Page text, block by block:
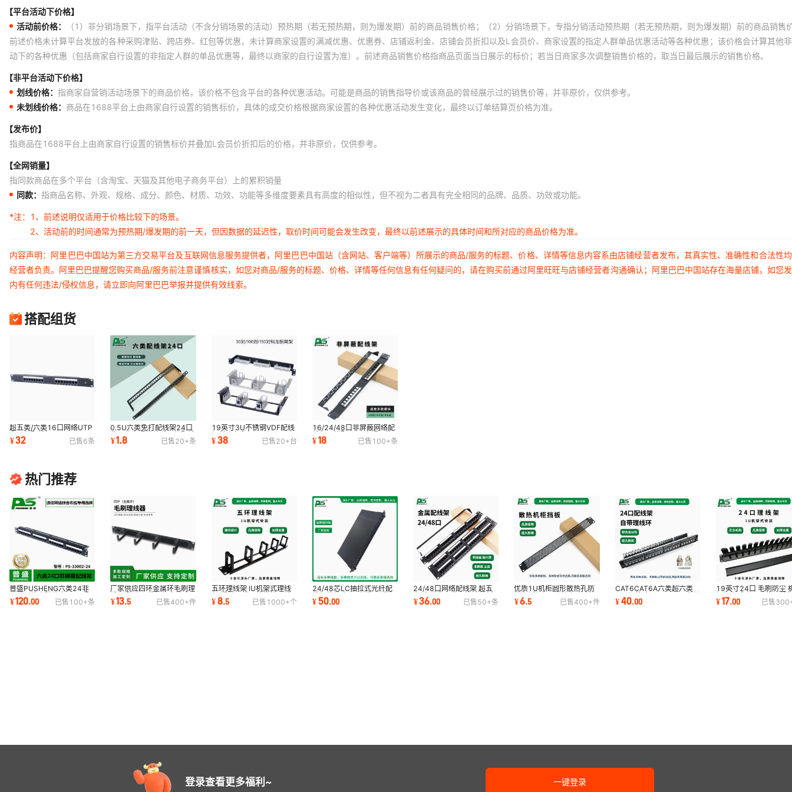
【平台活动下价格】
活动前价格：
（1）非分销场景下，指平台活动（不含分销场景的活动）预热期（若无预热期，则为爆发期）前的商品销售价格；（2）分销场景下，专指分销活动预热期（若无预热期，则为爆发期）前的商品销售
前述价格未计算平台发放的各种采购津贴、跨店券、红包等优惠，未计算商家设置的满减优惠、优惠券、店铺返利金、店铺会员折扣以及L会员价、商家设置的指定人群单品优惠活动等各种优惠；该价格会计算其他
动下的各种优惠（包括商家自行设置的非指定人群的单品优惠等，最终以商家的自行设置为准）。前述商品销售价格指商品页面当日展示的标价；若当日商家多次调整销售价格的，取当日最后展示的销售价格。
【非平台活动下价格】
划线价格： 指商家自营销活动场景下的商品价格，该价格不包含平台的各种优惠活动。可能是商品的销售指导价或该商品的曾经展示过的销售价等，并非原价，仅供参考。
未划线价格： 商品在1688平台上由商家自行设置的销售标价，具体的成交价格根据商家设置的各种优惠活动发生变化，最终以订单结算页价格为准。
【发布价】
指商品在1688平台上由商家自行设置的销售标价并叠加L会员价折扣后的价格，并非原价，仅供参考。
【全网销量】
指同款商品在多个平台（含淘宝、天猫及其他电子商务平台）上的累积销量
同款： 指商品名称、外观、规格、成分、颜色、材质、功效、功能等多维度要素具有高度的相似性，但不视为二者具有完全相同的品牌、品质、功效或功能。
*注：
1、前述说明仅适用于价格比较下的场景。
2、活动前的时间通常为预热期/爆发期的前一天，但因数据的延迟性，取价时间可能会发生改变，最终以前述展示的具体时间和所对应的商品价格为准。
内容声明：阿里巴巴中国站为第三方交易平台及互联网信息服务提供者，阿里巴巴中国站（含网站、客户端等）所展示的商品/服务的标题、价格、详情等信息内容系由店铺经营者发布，其真实性、准确性和合法性
经营者负责。阿里巴巴提醒您购买商品/服务前注意谨慎核实，如您对商品/服务的标题、价格、详情等任何信息有任何疑问的，请在购买前通过阿里旺旺与店铺经营者沟通确认；阿里巴巴中国站存在海量店铺，如您
内有任何违法/侵权信息，请立即向阿里巴巴举报并提供有效线索。
搭配组货
超五类/六类16口网络UTP
非屏蔽配线架
¥32 已售6条
0.5U六类免打配线架24口
非屏蔽直通模块式网络配线
架机柜网线理
¥1.8 已售20+条
19英寸3U不锈钢VDF配线
架科隆条背架15档150对
电话语音配线架底座
¥38 已售20+台
16/24/48口非屏蔽网络配
线架可搭配180/直通网络
模块冷轧板现货
¥18 已售 100+条
热门推荐
普盛PUSHENG六类24非
屏蔽网络电脑信息CAT6配
线架工程级过测试
¥120.00 已售 100+条
厂家供应四环金属环毛刷理
线器 防尘理线架机房综合
布线理线槽
¥13.5 已售400+件
五环理线架 lU机架式理线
架 塑料理线环线缆管理槽
¥8.5 已售 1000+个
24/48芯LC抽拉式光纤配
线架终端盒1U光缆尾纤熔
接盒ODF接续卡扣式
¥50.00
24/48口网络配线架 超五
类/六类非屏蔽网络冷轧板
配线架
¥36.00 已售50+条
优质1U机柜圆形散热孔防
尘盲板机柜面板机柜挡板机
柜背板/另有2U3
¥6.5 已售400+件
CAT6CAT6A六类超六类
1U19英寸24口4×6屏蔽锌
合金配线架空架
¥40.00
19英寸24口 毛刷防尘
柜机架式水平网络理线
属理线架
¥17.00 已售
登录查看更多福利~ 一键登录